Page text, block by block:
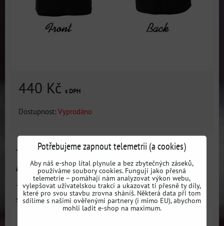
440 Kč s DPH
Dostupnost: Vyprodáno
Tričko černé motiv BMW E92 FPOWER powered by
ALL4DRIFT
Tričko hodící se pro každou příležitost. Moderní střih který
sedne...
Potřebujeme zapnout telemetrii (a cookies)
Aby náš e-shop lítal plynule a bez zbytečných záseků,
používáme soubory cookies. Fungují jako přesná
telemetrie – pomáhají nám analyzovat výkon webu,
vylepšovat uživatelskou trakci a ukazovat ti přesně ty díly,
které pro svou stavbu zrovna sháníš. Některá data při tom
sdílíme s našimi ověřenými partnery (i mimo EU), abychom
mohli ladit e-shop na maximum.